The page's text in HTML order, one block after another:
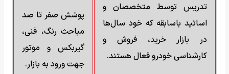
تدریس توسط متخصصان و
اساتید باسابقه که خود سال‌ها
در بازار خرید، فروش و
کارشناسی خودرو فعال هستند.
پوشش صفر تا صد
مباحث رنگ، فنی،
گیربکس و موتور
جهت ورود به بازار.